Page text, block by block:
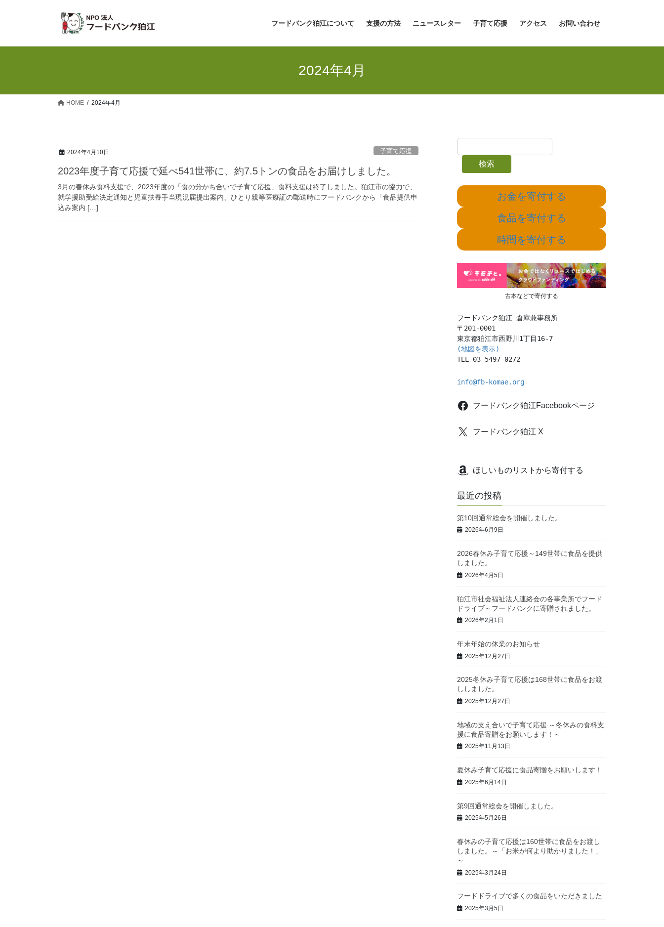
フードバンク狛江について 支援の方法 ニュースレター 子育て応援 アクセス お問い合わせ
2024年4月
HOME 2024年4月
2024年4月10日 子育て応援
2023年度子育て応援で延べ541世帯に、約7.5トンの食品をお届けしました。
3月の春休み食料支援で、2023年度の「食の分かち合いで子育て応援」食料支援は終了しました。狛江市の協力で、
就学援助受給決定通知と児童扶養手当現況届提出案内、ひとり親等医療証の郵送時にフードバンクから「食品提供申
込み案内 […]
検索
お金を寄付する
食品を寄付する
時間を寄付する
古本などで寄付する
フードバンク狛江 倉庫兼事務所
〒201-0001
(地図を表示)
TEL 03-5497-0272
info@fb-komae.org
フードバンク狛江Facebookページ
フードバンク狛江 X
ほしいものリストから寄付する
最近の投稿
第10回通常総会を開催しました。
2026年6月9日
2026春休み子育て応援～149世帯に食品を提供
しました。
2026年4月5日
狛江市社会福祉法人連絡会の各事業所でフード
ドライブ～フードバンクに寄贈されました。
2026年2月1日
年末年始の休業のお知らせ
2025年12月27日
2025冬休み子育て応援は168世帯に食品をお渡
ししました。
2025年12月27日
地域の支え合いで子育て応援 ～冬休みの食料支
援に食品寄贈をお願いします！～
2025年11月13日
夏休み子育て応援に食品寄贈をお願いします！
2025年6月14日
第9回通常総会を開催しました。
2025年5月26日
春休みの子育て応援は160世帯に食品をお渡し
しました。～「お米が何より助かりました！」
～
2025年3月24日
フードドライブで多くの食品をいただきました
2025年3月5日